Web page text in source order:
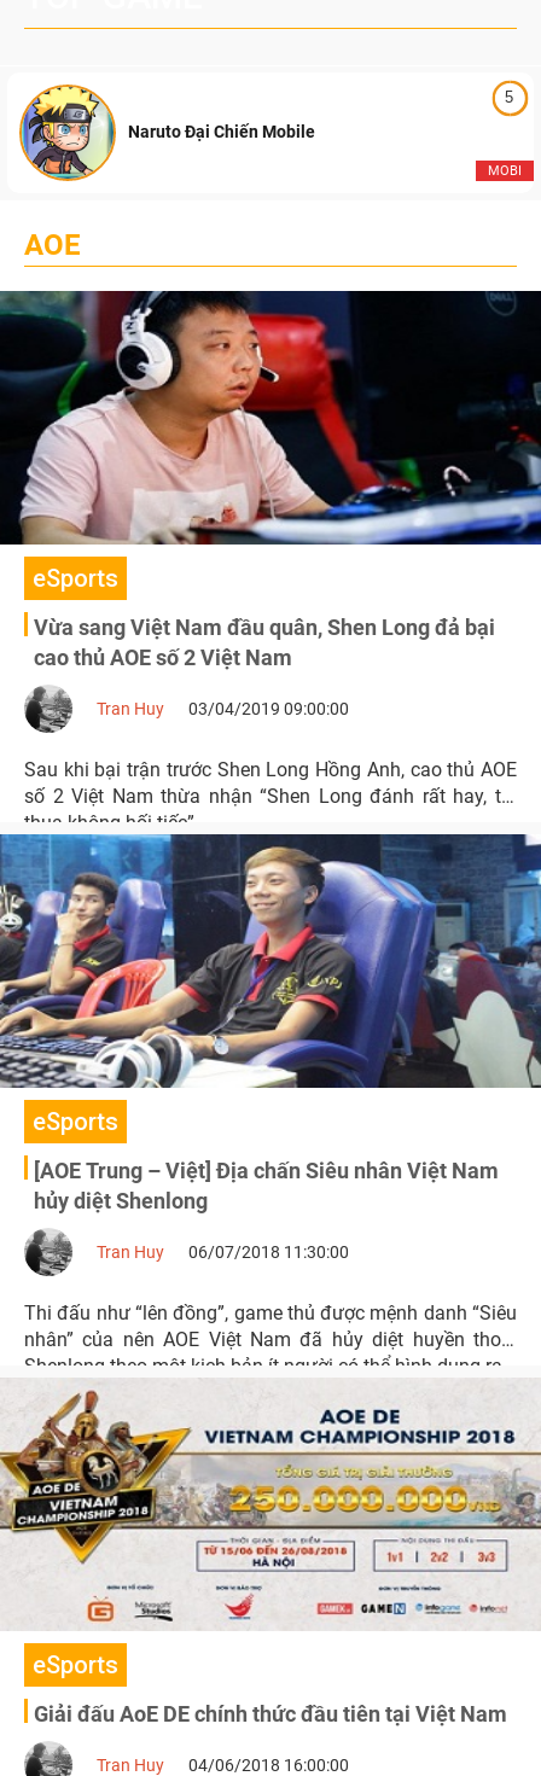
5
MOBI
Naruto Đại Chiến Mobile
AOE
eSports
Vừa sang Việt Nam đầu quân, Shen Long đả bại
cao thủ AOE số 2 Việt Nam
Tran Huy 03/04/2019 09:00:00
Sau khi bại trận trước Shen Long Hồng Anh, cao thủ AOE
số 2 Việt Nam thừa nhận “Shen Long đánh rất hay, tôi
thua không hối tiếc”
eSports
[AOE Trung – Việt] Địa chấn Siêu nhân Việt Nam
hủy diệt Shenlong
Tran Huy 06/07/2018 11:30:00
Thi đấu như “lên đồng”, game thủ được mệnh danh “Siêu
nhân” của nên AOE Việt Nam đã hủy diệt huyền thoại
Shenlong theo một kịch bản ít người có thể hình dung ra.
eSports
Giải đấu AoE DE chính thức đầu tiên tại Việt Nam
Tran Huy 04/06/2018 16:00:00